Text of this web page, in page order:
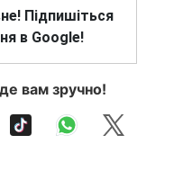
Підпишіться
в Google!
вам зручно!